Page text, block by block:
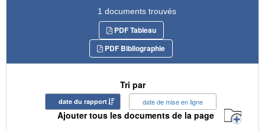
1 documents trouvés
PDF Tableau
PDF Bibliographie
Tri par
date du rapport date de mise en ligne
Ajouter tous les documents de la page